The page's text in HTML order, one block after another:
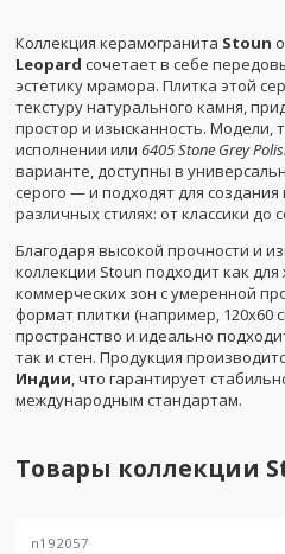
Коллекция керамогранита Stoun
Leopard сочетает в себе
эстетику мрамора. Плитка этой
текстуру натурального камня,
простор и изысканность. Модели,
исполнении или 6405 Stone Grey
варианте, доступны в
серого — и подходят для
различных стилях: от классики
Благодаря высокой прочности и
коллекции Stoun подходит как
коммерческих зон с умеренной
формат плитки (например, 120x60
пространство и идеально
так и стен. Продукция
Индии , что гарантирует
международным стандартам.
Товары коллекции
n192057